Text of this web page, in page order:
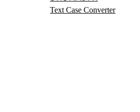
Text Case Converter